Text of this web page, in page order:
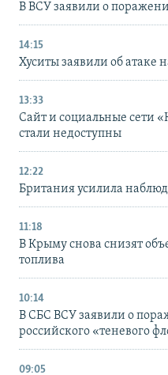
В ВСУ заявили о
14:15
Хуситы заявили об атаке
13:33
Сайт и социальные сети
стали недоступны
12:22
Британия усилила
11:18
В Крыму снова снизят
топлива
10:14
В СБС ВСУ заявили о
российского «теневого
09:05